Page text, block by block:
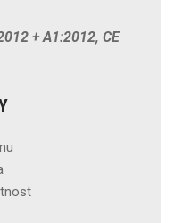
+ A1:2012, CE